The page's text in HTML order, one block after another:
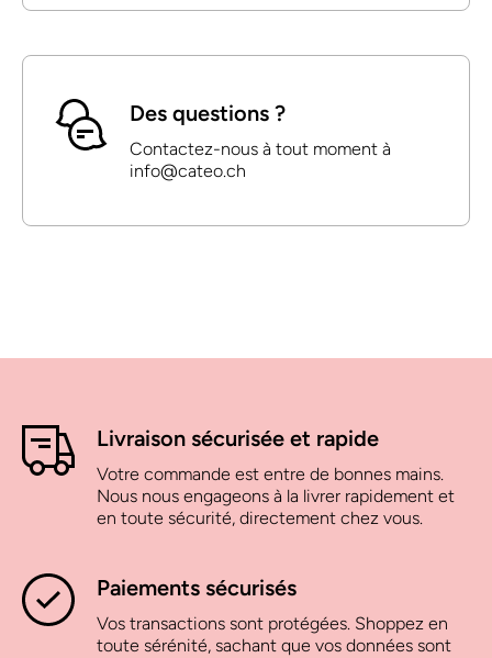
Des questions ?
Contactez-nous à tout moment à
info@cateo.ch
Livraison sécurisée et rapide
Votre commande est entre de bonnes mains.
Nous nous engageons à la livrer rapidement et
en toute sécurité, directement chez vous.
Paiements sécurisés
Vos transactions sont protégées. Shoppez en
toute sérénité, sachant que vos données sont